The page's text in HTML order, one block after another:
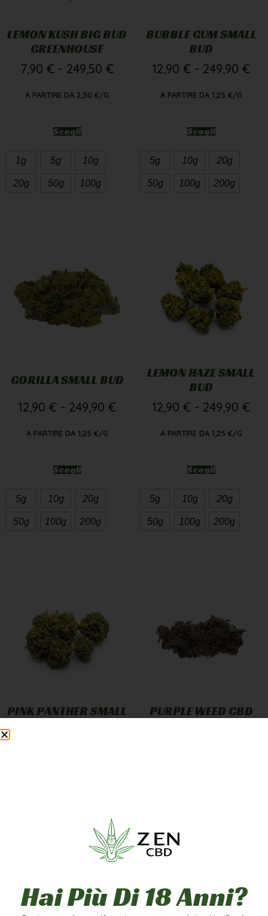
LEMON KUSH BIG BUD
GREENHOUSE
7,90 € - 249,50 €
A PARTIRE DA 2,50 €/G
Scegli
1g 5g 10g
20g 50g 100g
BUBBLE GUM SMALL
BUD
12,90 € - 249,90 €
A PARTIRE DA 1,25 €/G
Scegli
5g 10g 20g
50g 100g 200g
GORILLA SMALL BUD
12,90 € - 249,90 €
A PARTIRE DA 1,25 €/G
Scegli
5g 10g 20g
50g 100g 200g
LEMON HAZE SMALL
BUD
12,90 € - 249,90 €
A PARTIRE DA 1,25 €/G
Scegli
5g 10g 20g
50g 100g 200g
PINK PANTHER SMALL
20g
200g
PURPLE WEED CBD
1g
20g
Hai Più Di 18 Anni?